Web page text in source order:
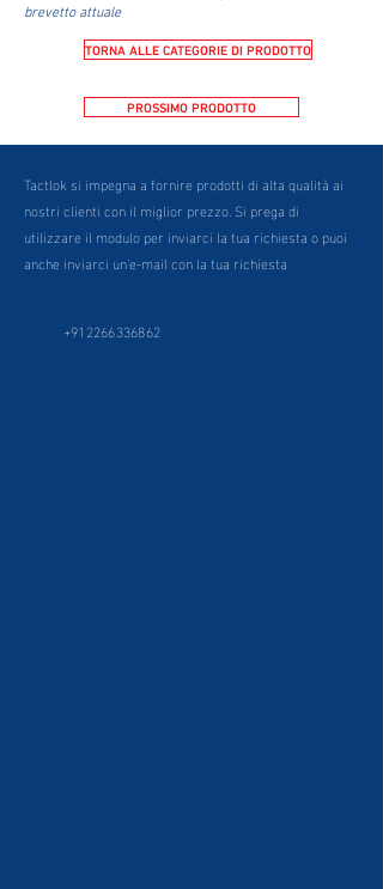
brevetto attuale
TORNA ALLE CATEGORIE DI PRODOTTO
PROSSIMO PRODOTTO
Tactlok si impegna a fornire prodotti di alta qualità ai
nostri clienti con il miglior prezzo. Si prega di
utilizzare il modulo per inviarci la tua richiesta o puoi
anche inviarci un'e-mail con la tua richiesta
+912266336862